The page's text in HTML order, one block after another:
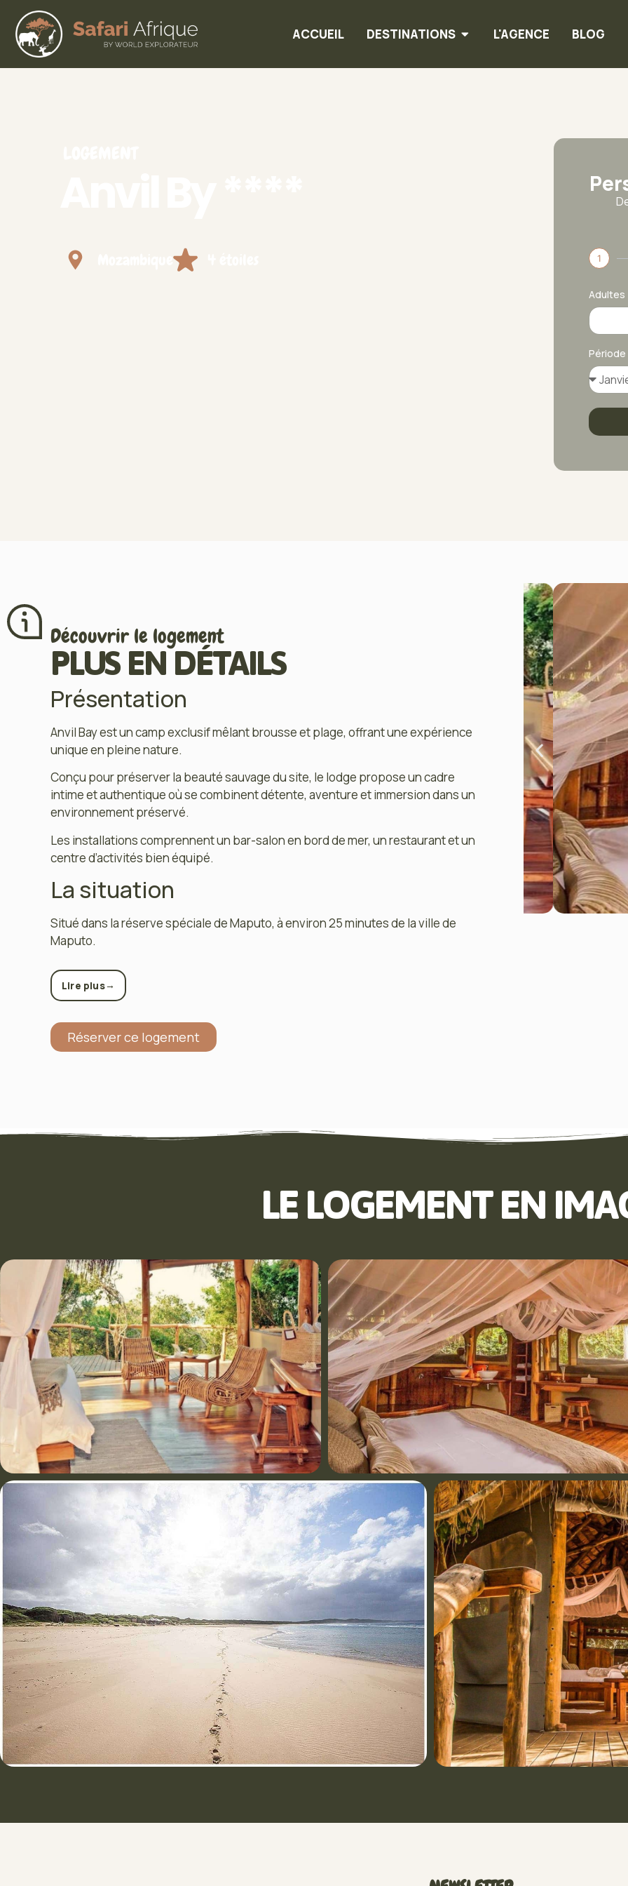
ACCUEIL DESTINATIONS L'AGENCE BLOG
1
Adultes
Découvrir le logement
PLUS EN DÉTAILS
Présentation
Anvil Bay est un camp exclusif mêlant brousse et plage, offrant une expérience
unique en pleine nature.
Conçu pour préserver la beauté sauvage du site, le lodge propose un cadre
intime et authentique où se combinent détente, aventure et immersion dans un
environnement préservé.
Les installations comprennent un bar-salon en bord de mer, un restaurant et un
centre d’activités bien équipé.
La situation
Situé dans la réserve spéciale de Maputo, à environ 25 minutes de la ville de
Maputo.
Lire plus→
Réserver ce logement
LE LOGEMENT EN